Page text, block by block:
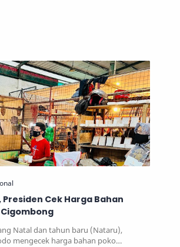
Cek Harga Bahan
Cigombong
Natal dan tahun baru (Nataru),
mengecek harga bahan poko…